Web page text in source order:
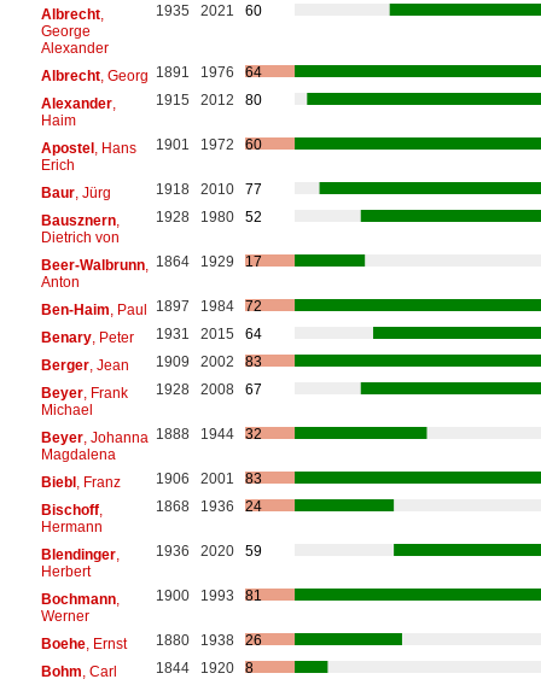
Albrecht,
George
Alexander
1935 2021 60
Albrecht, Georg 1891 1976
64
Alexander,
Haim
1915 2012 80
Apostel, Hans
Erich
1901 1972 60
Baur, Jürg 1918 2010
77
Bausznern,
Dietrich von
1928 1980 52
Beer-Walbrunn,
Anton
1864 1929 17
Ben-Haim , Paul 1897 1984
72
Benary, Peter 1931 2015
64
Berger, Jean 1909 2002
83
Beyer, Frank
Michael
1928 2008 67
Beyer, Johanna
Magdalena
1888 1944 32
Biebl, Franz 1906 2001
83
Bischoff,
Hermann
1868 1936 24
Blendinger,
Herbert
1936 2020 59
Bochmann,
Werner
1900 1993 81
Boehe, Ernst 1880 1938
26
Bohm , Carl 1844 1920
8